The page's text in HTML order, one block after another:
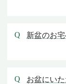
新盆のお
お盆にい